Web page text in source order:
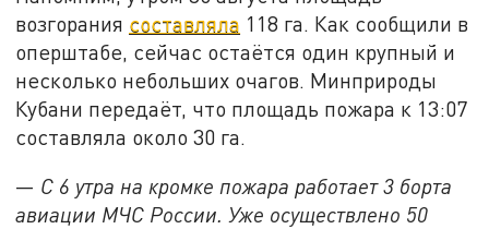
возгорания составляла 118 га. Как сообщили в
оперштабе, сейчас остаётся один крупный и
несколько небольших очагов. Минприроды
Кубани передаёт, что площадь пожара к 13:07
составляла около 30 га.
— С 6 утра на кромке пожара работает 3 борта
авиации МЧС России. Уже осуществлено 50